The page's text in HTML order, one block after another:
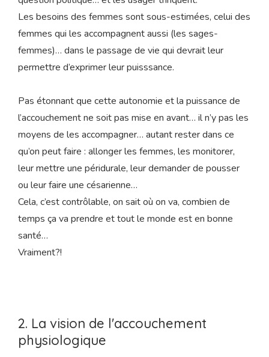
Les besoins des femmes sont sous-estimées, celui des
femmes qui les accompagnent aussi (les sages-
femmes)… dans le passage de vie qui devrait leur
permettre d’exprimer leur puisssance.
Pas étonnant que cette autonomie et la puissance de
l’accouchement ne soit pas mise en avant… il n’y pas les
moyens de les accompagner… autant rester dans ce
qu’on peut faire : allonger les femmes, les monitorer,
leur mettre une péridurale, leur demander de pousser
ou leur faire une césarienne…
Cela, c’est contrôlable, on sait où on va, combien de
temps ça va prendre et tout le monde est en bonne
santé…
Vraiment?!
2. La vision de l'accouchement
physiologique